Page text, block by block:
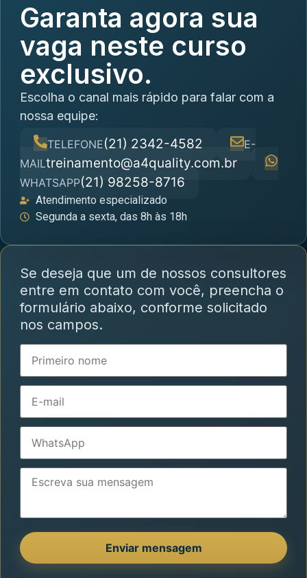
Garanta agora sua
vaga neste curso
exclusivo.
Escolha o canal mais rápido para falar com a
nossa equipe:
TELEFONE(21) 2342-4582
E-
MAILtreinamento@a4quality.com.br
WHATSAPP(21) 98258-8716
Atendimento especializado
Segunda a sexta, das 8h às 18h
Se deseja que um de nossos consultores
entre em contato com você, preencha o
formulário abaixo, conforme solicitado
nos campos.